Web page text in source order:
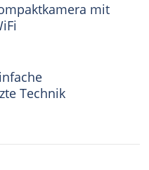
mit
Technik